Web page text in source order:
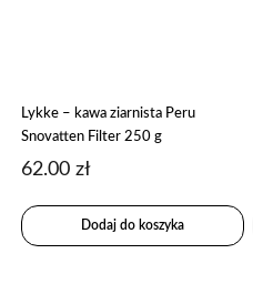
Lykke – kawa ziarnista Peru
Snovatten Filter 250 g
62.00zł
Dodaj do koszyka